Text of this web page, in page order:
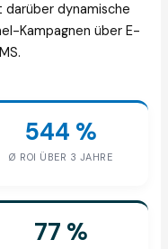
dynamische
Kampagnen über E-
544 %
Ø ROI ÜBER 3 JAHRE
77 %